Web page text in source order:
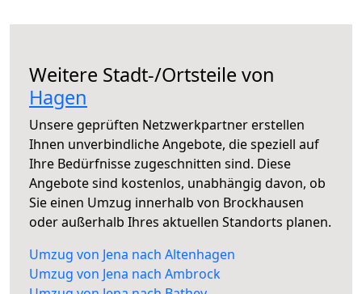
Weitere Stadt-/Ortsteile von
Hagen
Unsere geprüften Netzwerkpartner erstellen
Ihnen unverbindliche Angebote, die speziell auf
Ihre Bedürfnisse zugeschnitten sind. Diese
Angebote sind kostenlos, unabhängig davon, ob
Sie einen Umzug innerhalb von Brockhausen
oder außerhalb Ihres aktuellen Standorts planen.
Umzug von Jena nach Altenhagen
Umzug von Jena nach Ambrock